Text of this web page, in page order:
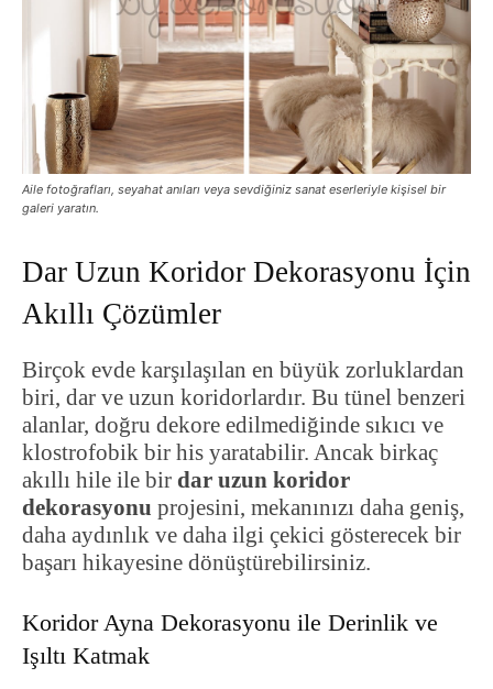
Aile fotoğrafları, seyahat anıları veya sevdiğiniz sanat eserleriyle kişisel bir
galeri yaratın.
Dar Uzun Koridor Dekorasyonu İçin
Akıllı Çözümler
Birçok evde karşılaşılan en büyük zorluklardan
biri, dar ve uzun koridorlardır. Bu tünel benzeri
alanlar, doğru dekore edilmediğinde sıkıcı ve
klostrofobik bir his yaratabilir. Ancak birkaç
akıllı hile ile bir dar uzun koridor
dekorasyonu projesini, mekanınızı daha geniş,
daha aydınlık ve daha ilgi çekici gösterecek bir
başarı hikayesine dönüştürebilirsiniz.
Koridor Ayna Dekorasyonu ile Derinlik ve
Işıltı Katmak